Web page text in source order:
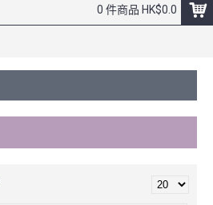
0 件商品 HK$0.0